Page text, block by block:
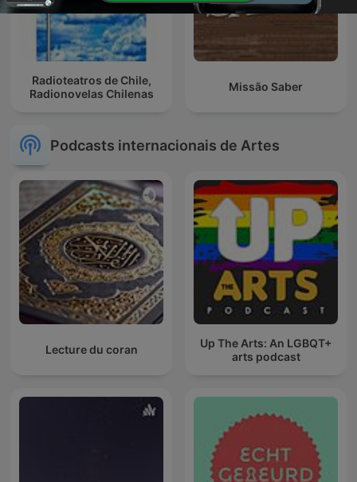
Radioteatros de Chile,
Radionovelas Chilenas
Missão Saber
Podcasts internacionais de Artes
Lecture du coran
Up The Arts: An LGBQT+
arts podcast